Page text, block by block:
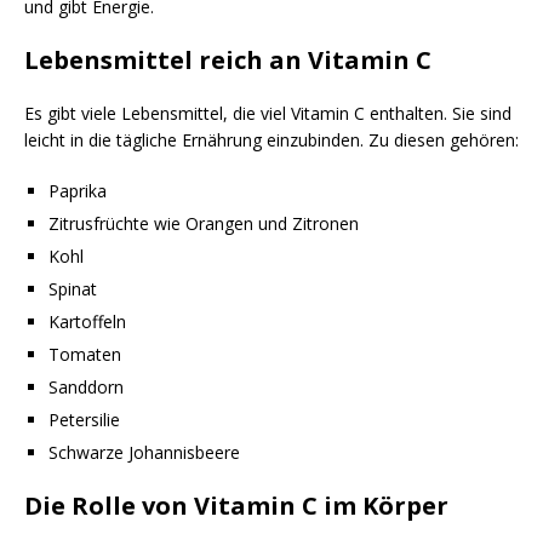
und gibt Energie.
Lebensmittel reich an Vitamin C
Es gibt viele Lebensmittel, die viel Vitamin C enthalten. Sie sind
leicht in die tägliche Ernährung einzubinden. Zu diesen gehören:
Paprika
Zitrusfrüchte wie Orangen und Zitronen
Kohl
Spinat
Kartoffeln
Tomaten
Sanddorn
Petersilie
Schwarze Johannisbeere
Die Rolle von Vitamin C im Körper